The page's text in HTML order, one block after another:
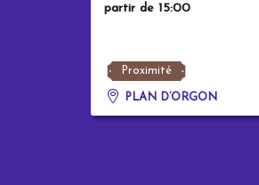
partir de 15:00
Proximité
PLAN D’ORGON